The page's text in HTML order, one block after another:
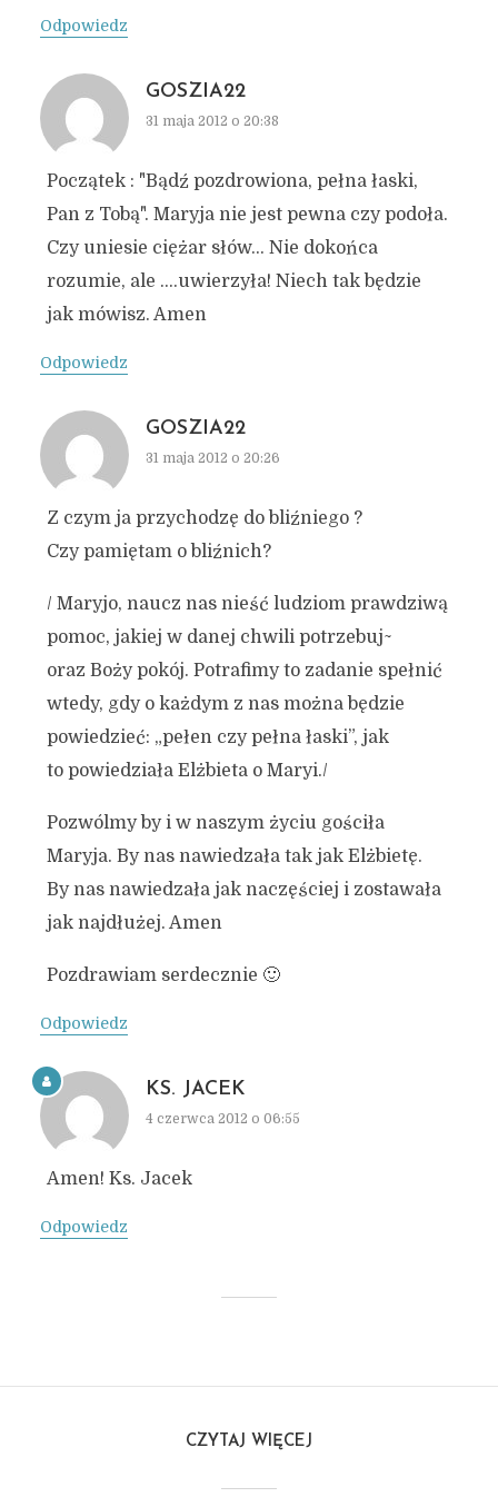
Odpowiedz
GOSZIA22
31 maja 2012 o 20:38
Początek : "Bądź pozdrowiona, pełna łaski,
Pan z Tobą". Maryja nie jest pewna czy podoła.
Czy uniesie ciężar słów… Nie dokońca
rozumie, ale ….uwierzyła! Niech tak będzie
jak mówisz. Amen
Odpowiedz
GOSZIA22
31 maja 2012 o 20:26
Z czym ja przychodzę do bliźniego ?
Czy pamiętam o bliźnich?
/ Maryjo, naucz nas nieść ludziom prawdziwą
pomoc, jakiej w danej chwili potrzebuj~
oraz Boży pokój. Potrafimy to zadanie spełnić
wtedy, gdy o każdym z nas można będzie
powiedzieć: „pełen czy pełna łaski”, jak
to powiedziała Elżbieta o Maryi./
Pozwólmy by i w naszym życiu gościła
Maryja. By nas nawiedzała tak jak Elżbietę.
By nas nawiedzała jak naczęściej i zostawała
jak najdłużej. Amen
Pozdrawiam serdecznie 🙂
Odpowiedz
KS. JACEK
4 czerwca 2012 o 06:55
Amen! Ks. Jacek
Odpowiedz
CZYTAJ WIĘCEJ